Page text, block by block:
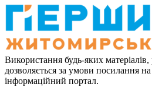
Використання будь-яких
дозволяється за умови посилання
інформаційний портал.